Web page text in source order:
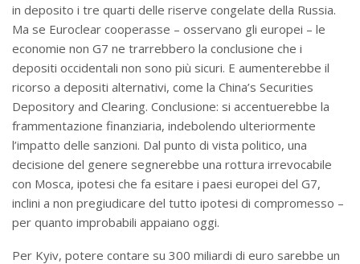
in deposito i tre quarti delle riserve congelate della Russia.
Ma se Euroclear cooperasse – osservano gli europei – le
economie non G7 ne trarrebbero la conclusione che i
depositi occidentali non sono più sicuri. E aumenterebbe il
ricorso a depositi alternativi, come la China’s Securities
Depository and Clearing. Conclusione: si accentuerebbe la
frammentazione finanziaria, indebolendo ulteriormente
l’impatto delle sanzioni. Dal punto di vista politico, una
decisione del genere segnerebbe una rottura irrevocabile
con Mosca, ipotesi che fa esitare i paesi europei del G7,
inclini a non pregiudicare del tutto ipotesi di compromesso –
per quanto improbabili appaiano oggi.
Per Kyiv, potere contare su 300 miliardi di euro sarebbe un